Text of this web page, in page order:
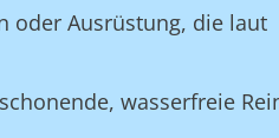
oder Ausrüstung, die laut
wasserfreie